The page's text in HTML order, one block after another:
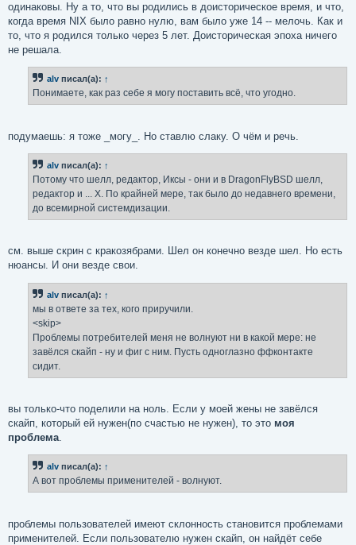
одинаковы. Ну а то, что вы родились в доисторическое время, и что,
когда время NIX было равно нулю, вам было уже 14 -- мелочь. Как и
то, что я родился только через 5 лет. Доисторическая эпоха ничего
не решала.
alv писал(а): ↑
Понимаете, как раз себе я могу поставить всё, что угодно.
подумаешь: я тоже _могу_. Но ставлю слаку. О чём и речь.
alv писал(а): ↑
Потому что шелл, редактор, Иксы - они и в DragonFlyBSD шелл,
редактор и ... X. По крайней мере, так было до недавнего времени,
до всемирной системдизации.
см. выше скрин с кракозябрами. Шел он конечно везде шел. Но есть
нюансы. И они везде свои.
alv писал(а): ↑
мы в ответе за тех, кого приручили.
<skip>
Проблемы потребителей меня не волнуют ни в какой мере: не
завёлся скайп - ну и фиг с ним. Пусть одноглазно ффконтакте
сидит.
вы только-что поделили на ноль. Если у моей жены не завёлся
скайп, который ей нужен(по счастью не нужен), то это моя
проблема.
alv писал(а): ↑
А вот проблемы применителей - волнуют.
проблемы пользователей имеют склонность становится проблемами
применителей. Если пользователю нужен скайп, он найдёт себе